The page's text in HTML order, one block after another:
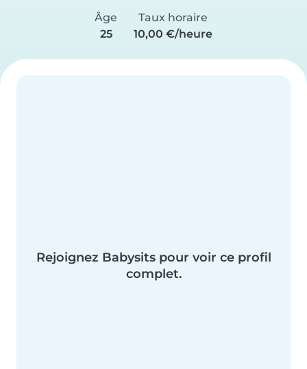
Âge
25
Taux horaire
10,00 €/heure
Rejoignez Babysits pour voir ce profil
complet.